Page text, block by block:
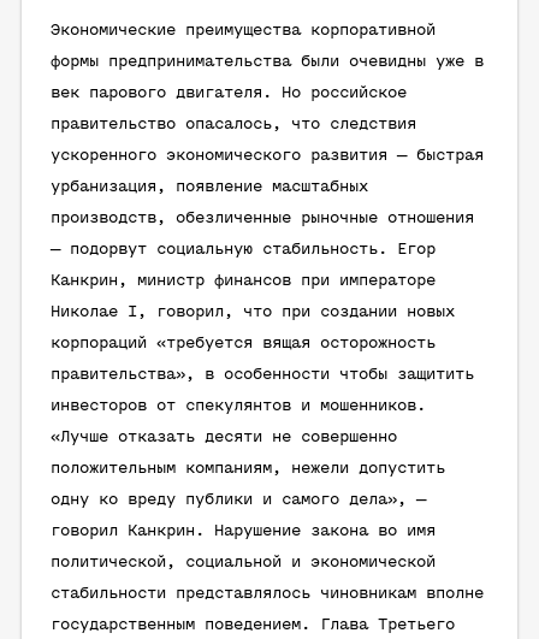
Экономические преимущества корпоративной
формы предпринимательства были очевидны уже в
век парового двигателя. Но российское
правительство опасалось, что следствия
ускоренного экономического развития — быстрая
урбанизация, появление масштабных
производств, обезличенные рыночные отношения
— подорвут социальную стабильность. Егор
Канкрин, министр финансов при императоре
Николае I, говорил, что при создании новых
корпораций «требуется вящая осторожность
правительства», в особенности чтобы защитить
инвесторов от спекулянтов и мошенников.
«Лучше отказать десяти не совершенно
положительным компаниям, нежели допустить
одну ко вреду публики и самого дела», —
говорил Канкрин. Нарушение закона во имя
политической, социальной и экономической
стабильности представлялось чиновникам вполне
государственным поведением. Глава Третьего